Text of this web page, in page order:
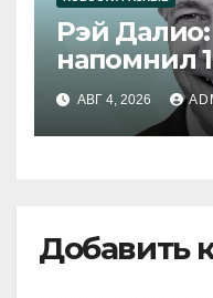
Рэй
напомнил
АВГ 4, 2026
Добавить